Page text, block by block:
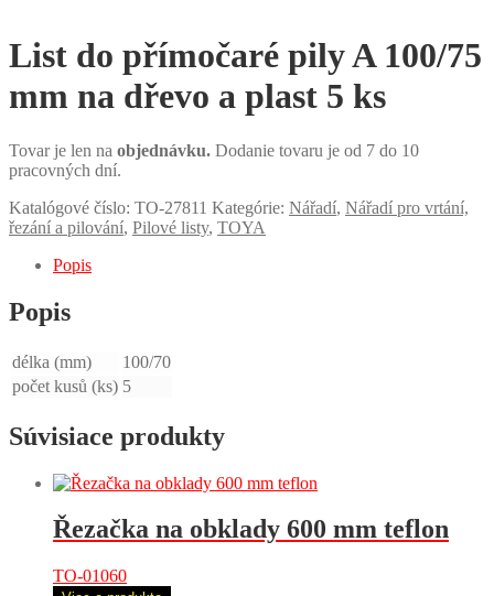
List do přímočaré pily A 100/75
mm na dřevo a plast 5 ks
Tovar je len na objednávku. Dodanie tovaru je od 7 do 10
pracovných dní.
Katalógové číslo: TO-27811 Kategórie: Nářadí, Nářadí pro vrtání,
řezání a pilování, Pilové listy, TOYA
Popis
Popis
délka (mm)
100/70
počet kusů (ks) 5
Súvisiace produkty
Řezačka na obklady 600 mm teflon
TO-01060